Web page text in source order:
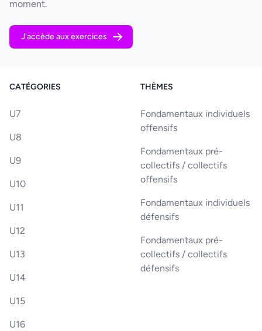
moment.
J'accède aux exercices
CATÉGORIES
U7
U8
U9
U10
U11
U12
U13
U14
U15
U16
THÈMES
Fondamentaux individuels
offensifs
Fondamentaux pré-
collectifs / collectifs
offensifs
Fondamentaux individuels
défensifs
Fondamentaux pré-
collectifs / collectifs
défensifs